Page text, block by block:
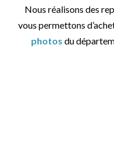
Nous réalisons des
vous permettons
photos du